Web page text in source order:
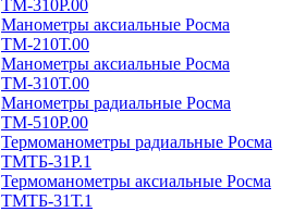
ТМ-310P.00
Манометры аксиальные Росма
ТМ-210Т.00
Манометры аксиальные Росма
ТМ-310Т.00
Манометры радиальные Росма
ТМ-510P.00
Термоманометры радиальные Росма
ТМТБ-31P.1
Термоманометры аксиальные Росма
ТМТБ-31Т.1